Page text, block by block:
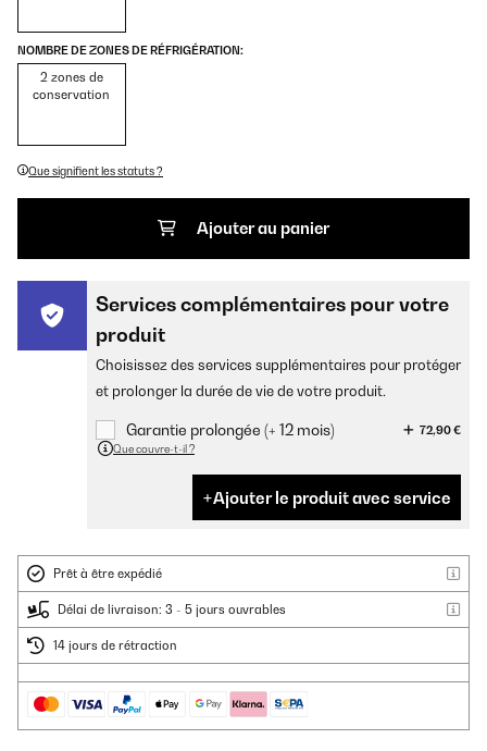
NOMBRE DE ZONES DE RÉFRIGÉRATION:
2 zones de
conservation
Que signifient les statuts ?
Ajouter au panier
Services complémentaires pour votre
produit
Choisissez des services supplémentaires pour protéger
et prolonger la durée de vie de votre produit.
Garantie prolongée (+ 12 mois)
72,90 €
Que couvre-t-il ?
Ajouter le produit avec service
Prêt à être expédié
Délai de livraison: 3 - 5 jours ouvrables
14 jours de rétraction